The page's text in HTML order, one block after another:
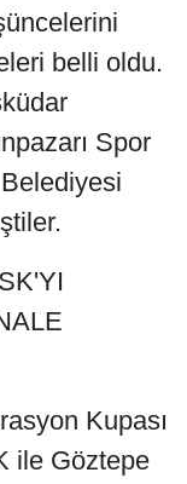
belli oldu.
Spor
Kupası
ile Göztepe